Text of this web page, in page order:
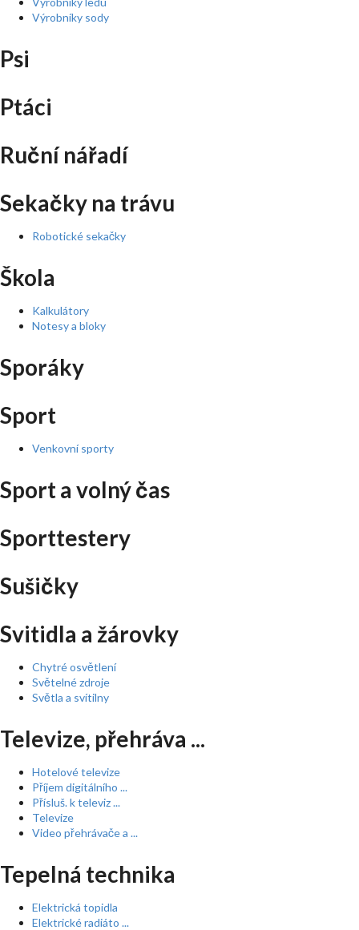
Výrobníky sody
Psi
Ptáci
Ruční nářadí
Sekačky na trávu
Robotické sekačky
Škola
Kalkulátory
Notesy a bloky
Sporáky
Sport
Venkovní sporty
Sport a volný čas
Sporttestery
Sušičky
Svitidla a žárovky
Chytré osvětlení
Světelné zdroje
Světla a svítilny
Televize, přehráva ...
Hotelové televize
Příjem digitálního ...
Přísluš. k televiz ...
Televize
Video přehrávače a ...
Tepelná technika
Elektrická topidla
Elektrické radiáto ...